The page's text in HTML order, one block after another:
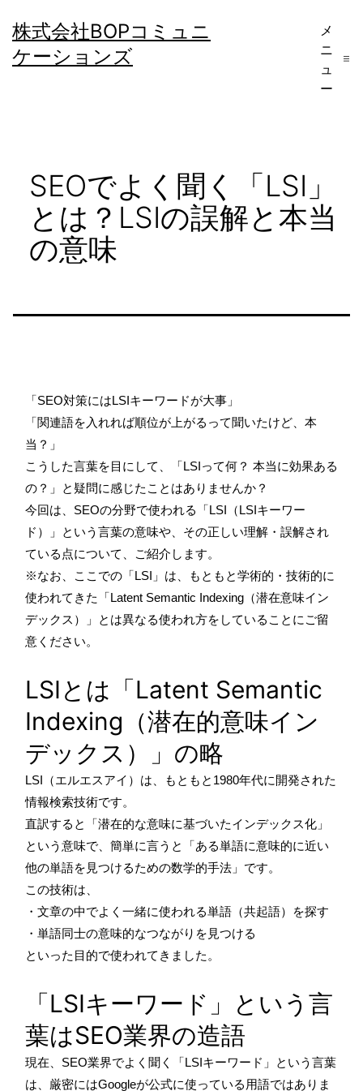
ン
テ
株式会社BOPコミュニ
ケーションズ
メ
ニ
ュ
ー
SEOでよく聞く「LSI」
とは？LSIの誤解と本当
の意味
「SEO対策にはLSIキーワードが大事」
「関連語を入れれば順位が上がるって聞いたけど、本
当？」
こうした言葉を目にして、「LSIって何？ 本当に効果ある
の？」と疑問に感じたことはありませんか？
今回は、SEOの分野で使われる「LSI（LSIキーワー
ド）」という言葉の意味や、その正しい理解・誤解され
ている点について、ご紹介します。
※なお、ここでの「LSI」は、もともと学術的・技術的に
使われてきた「Latent Semantic Indexing（潜在意味イン
デックス）」とは異なる使われ方をしていることにご留
意ください。
LSIとは「Latent Semantic
Indexing（潜在的意味イン
デックス）」の略
LSI（エルエスアイ）は、もともと1980年代に開発された
情報検索技術です。
直訳すると「潜在的な意味に基づいたインデックス化」
という意味で、簡単に言うと「ある単語に意味的に近い
他の単語を見つけるための数学的手法」です。
この技術は、
・文章の中でよく一緒に使われる単語（共起語）を探す
・単語同士の意味的なつながりを見つける
といった目的で使われてきました。
「LSIキーワード」という言
葉はSEO業界の造語
現在、SEO業界でよく聞く「LSIキーワード」という言葉
は、厳密にはGoogleが公式に使っている用語ではありま